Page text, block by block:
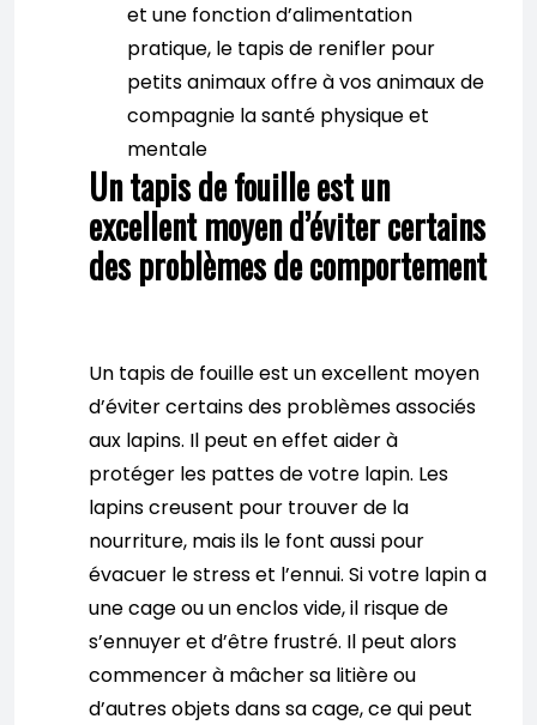
et une fonction d’alimentation
pratique, le tapis de renifler pour
petits animaux offre à vos animaux de
compagnie la santé physique et
mentale
Un tapis de fouille est un
excellent moyen d’éviter certains
des problèmes de comportement
Un tapis de fouille est un excellent moyen
d’éviter certains des problèmes associés
aux lapins. Il peut en effet aider à
protéger les pattes de votre lapin. Les
lapins creusent pour trouver de la
nourriture, mais ils le font aussi pour
évacuer le stress et l’ennui. Si votre lapin a
une cage ou un enclos vide, il risque de
s’ennuyer et d’être frustré. Il peut alors
commencer à mâcher sa litière ou
d’autres objets dans sa cage, ce qui peut